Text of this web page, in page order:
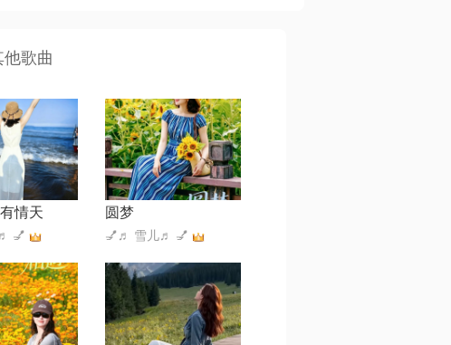
他歌曲
情天
💅
圆梦
💅♬ 雪儿♬ 💅